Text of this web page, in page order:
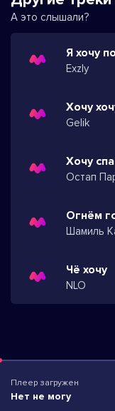
А это слышали?
Я хочу
Exzly
Хочу
Gelik
Хочу
Остап
Огнём
Шамиль
Чё хочу
NLO
Плеер загружен
Нет не могу